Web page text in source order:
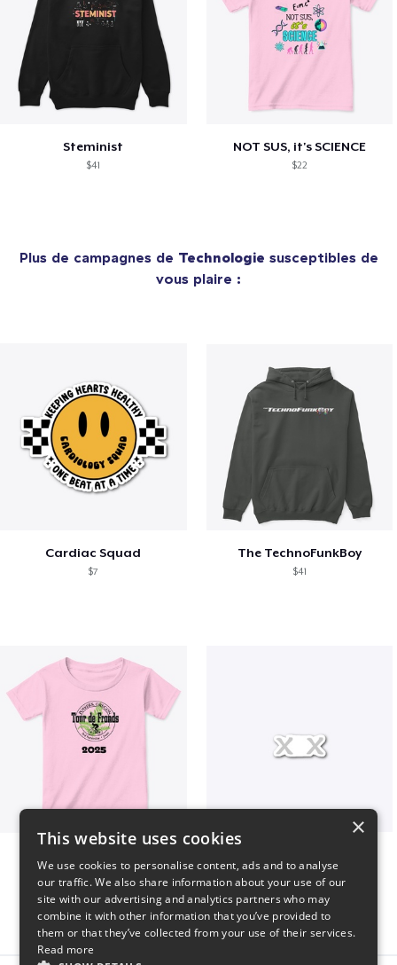
Steminist
$41
NOT SUS, it's SCIENCE
$22
Plus de campagnes de Technologie susceptibles de
vous plaire :
Cardiac Squad
$7
The TechnoFunkBoy
$41
$22 $7
×
This website uses cookies
We use cookies to personalise content, ads and to analyse
our traffic. We also share information about your use of our
site with our advertising and analytics partners who may
combine it with other information that you’ve provided to
them or that they’ve collected from your use of their services.
Read more